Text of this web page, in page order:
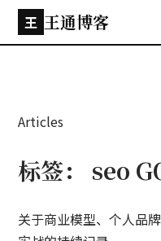
王 王通博客
Articles
标签： seo
关于商业模型、个人品